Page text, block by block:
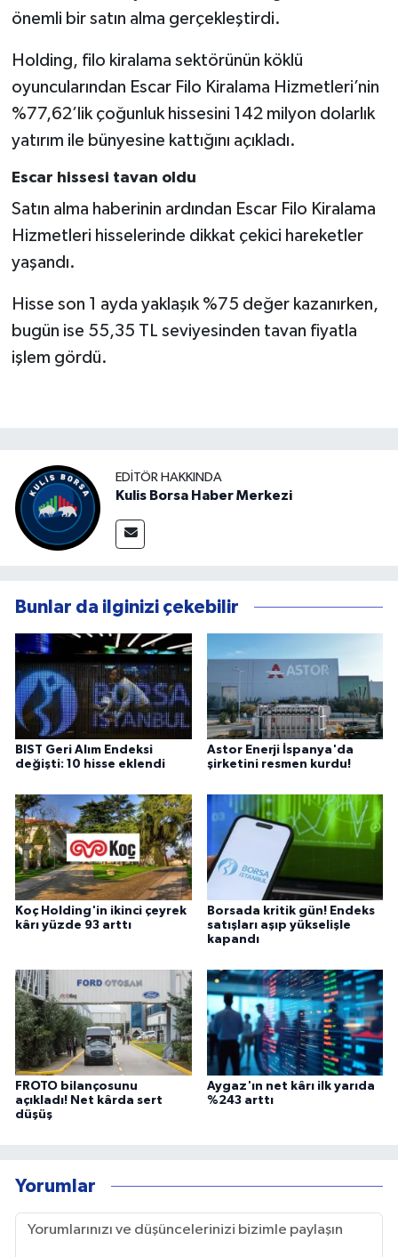
önemli bir satın alma gerçekleştirdi.
Holding, filo kiralama sektörünün köklü
oyuncularından Escar Filo Kiralama Hizmetleri’nin
%77,62’lik çoğunluk hissesini 142 milyon dolarlık
yatırım ile bünyesine kattığını açıkladı.
Escar hissesi tavan oldu
Satın alma haberinin ardından Escar Filo Kiralama
Hizmetleri hisselerinde dikkat çekici hareketler
yaşandı.
Hisse son 1 ayda yaklaşık %75 değer kazanırken,
bugün ise 55,35 TL seviyesinden tavan fiyatla
işlem gördü.
EDITÖR HAKKINDA
Kulis Borsa Haber Merkezi
Bunlar da ilginizi çekebilir
BIST Geri Alım Endeksi
değişti: 10 hisse eklendi
Astor Enerji İspanya'da
şirketini resmen kurdu!
Koç Holding'in ikinci çeyrek
kârı yüzde 93 arttı
Borsada kritik gün! Endeks
satışları aşıp yükselişle
kapandı
FROTO bilançosunu
açıkladı! Net kârda sert
düşüş
Aygaz'ın net kârı ilk yarıda
%243 arttı
Yorumlar